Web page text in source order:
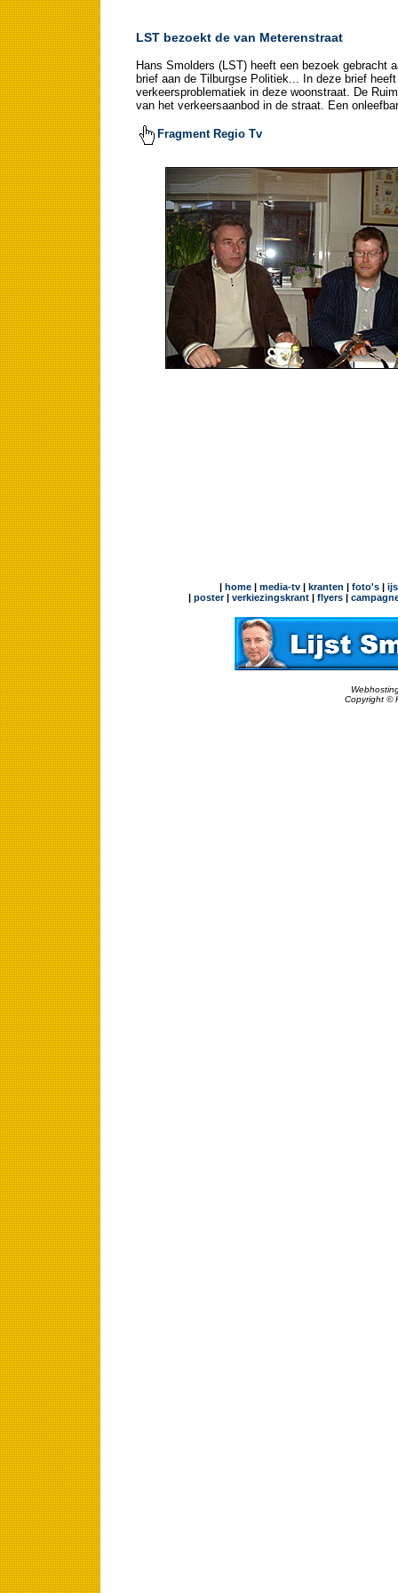
LST bezoekt de van Meterenstraat
Hans Smolders (LST) heeft een bezoek gebracht
brief aan de Tilburgse Politiek... In deze brief
verkeersproblematiek in deze woonstraat. De
van het verkeersaanbod in de straat. Een
Fragment Regio Tv
| home| media-tv| kranten | foto's|
| poster| verkiezingskrant | flyers |
Copyright ©